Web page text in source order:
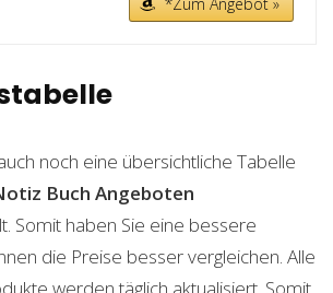
noch eine übersichtliche Tabelle
Buch Angeboten
Somit haben Sie eine bessere
die Preise besser vergleichen. Alle